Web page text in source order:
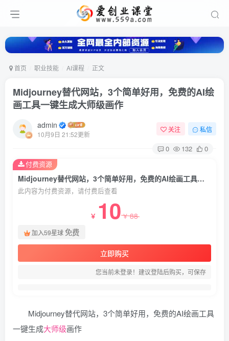
首页 职业技能 AI课程 正文
Midjourney替代网站，3个简单好用，免费的AI绘
画工具一键生成大师级画作
admin
10月9日 21:52更新
关注 私信
0 132 0
Midjourney替代网站，3个简单好用，免费的AI绘画工具一键生成大师级画作
此内容为付费资源，请付费后查看
￥ 10￥88
加入59星球免费
立即购买
您当前未登录！建议登陆后购买，可保存
付费资源
Midjourney替代网站，3个简单好用，免费的AI绘画工具
一键生成大师级画作